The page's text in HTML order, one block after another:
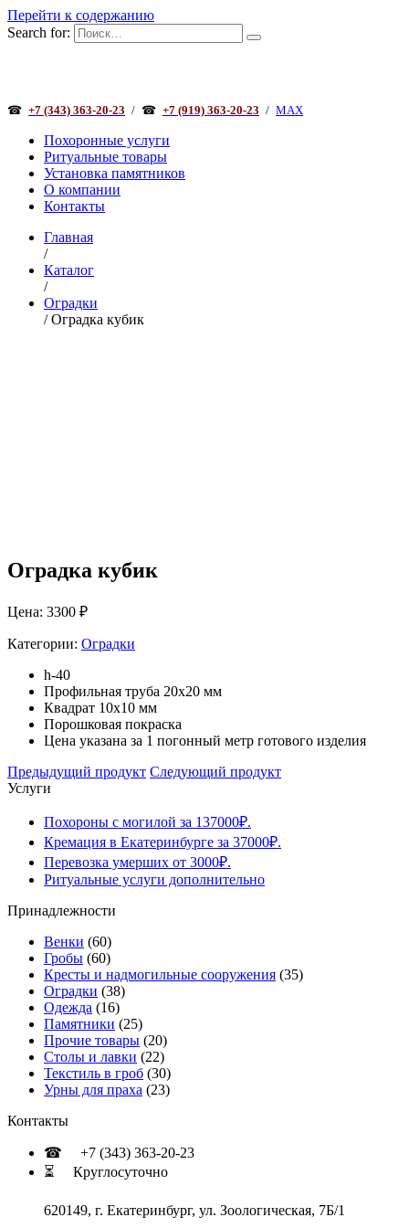
Перейти к содержанию
Search for:
☎ +7 (343) 363-20-23 / ☎ +7 (919) 363-20-23 / MAX
Похоронные услуги
Ритуальные товары
Установка памятников
О компании
Контакты
Главная
/
Каталог
/
Оградки
/ Оградка кубик
Оградка кубик
Цена: 3300 ₽
Категории: Оградки
h-40
Профильная труба 20х20 мм
Квадрат 10х10 мм
Порошковая покраска
Цена указана за 1 погонный метр готового изделия
Предыдущий продукт Следующий продукт
Услуги
Похороны с могилой за 137000₽.
Кремация в Екатеринбурге за 37000₽.
Перевозка умерших от 3000₽.
Ритуальные услуги дополнительно
Принадлежности
Венки (60)
Гробы (60)
Кресты и надмогильные сооружения (35)
Оградки (38)
Одежда (16)
Памятники (25)
Прочие товары (20)
Столы и лавки (22)
Текстиль в гроб (30)
Урны для праха (23)
Контакты
☎ +7 (343) 363-20-23
⏳ Круглосуточно
620149, г. Екатеринбург, ул. Зоологическая, 7Б/1